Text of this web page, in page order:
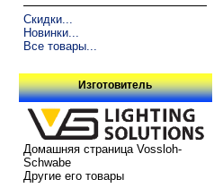
Скидки...
Новинки...
Все товары...
Изготовитель
Домашняя страница Vossloh-
Schwabe
Другие его товары